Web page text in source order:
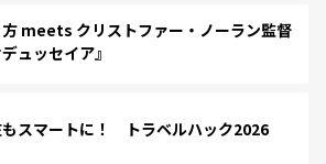
meets クリストファー・ノーラン監督
ュッセイア』
スマートに！ トラベルハック2026